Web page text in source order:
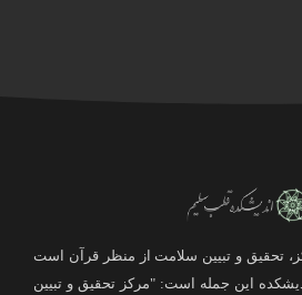
تحقیق و تبیین سلامت از منظر قرآن است
این جمله است: "مرکز تحقیق و تبیین